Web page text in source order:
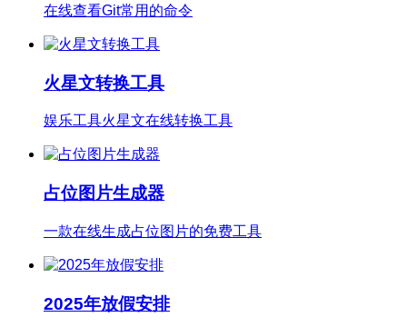
在线查看Git常用的命令
火星文转换工具
娱乐工具火星文在线转换工具
占位图片生成器
一款在线生成占位图片的免费工具
2025年放假安排